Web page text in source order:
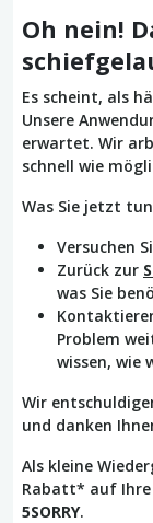
Oh nein!
Es scheint, als
Unsere
erwartet. Wir
schnell wie
Was Sie jetzt
Versuchen
Zurück zur
was Sie
Problem
wissen, wie
Wir
und danken
Als kleine
Rabatt* auf Ihre
5SORRY.